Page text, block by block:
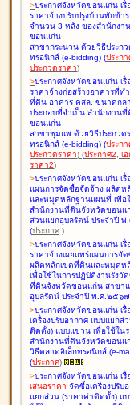
>ประกาศจังหวัดขอนแก่น เรื่
ราคาจ้างปรับปรุงบ้านพักข้า
จำนวน 3 หลัง ของสำนักงา
ขอนแก่น
สาขากระนวน ด้วยวิธีประกว
ทรอนิกส์ (e-bidding) (ประกา
ประกวดราคา)
>ประกาศจังหวัดขอนแก่น เรื่
ราคาจ้างก่อสร้างอาคารที่ท
ที่ดิน อาคาร คสล. ขนาดกล
ประกอบที่จำเป็น สำนักงาน
ขอนแก่น
สาขาชุมแพ ด้วยวิธีประกวด
ทรอนิกส์ (e-bidding) (ประกา
ประกวดราคา) (ประกาศ2, เ
ราคา2)
>ประกาศจังหวัดขอนแก่น เรื่
แผนการจัดซื้อจัดจ้าง ผลิตห
และหมุดหลักฐานแผนที่ เพื่อ
สำนักงานที่ดินจังหวัดขอนแ
ส่วนแยกอุบลรัตน์ ประจำปี
(ประกาศ )
>ประกาศจังหวัดขอนแก่น เรื่
ราคาจ้างเผยแพร่แผนการจั
ผลิตหลักเขตที่ดินและหมุดห
เพื่อใช้ในการปฏิบัติงานรังวั
ที่ดินจังหวัดขอนแก่น สาขา
อุบลรัตน์ ประจำปี พ.ศ.๒๕๖๗
>ประกาศจังหวัดขอนแก่น เรื่
เครื่องปรับอากาศ แบบแยกส่
ติดตั้ง) แบบแขวน เพื่อใช้ใน
สำนักงานที่ดินจังหวัดขอนแ
วิธีตลาดอิเล็กทรอนิกส์ (e-
(ประกาศ)
>ประกาศจังหวัดขอนแก่น เรื่
เสนอราคา จัดซื้อเครื่องปรับ
แยกส่วน (ราคาค่าติดตั้ง) แ